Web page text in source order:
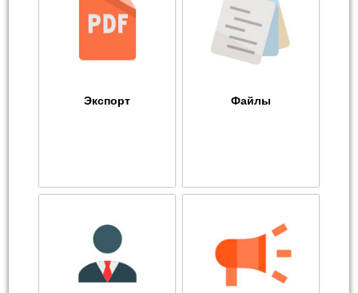
Экспорт Файлы